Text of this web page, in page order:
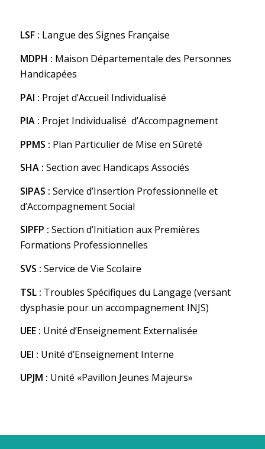
LSF : Langue des Signes Française
MDPH : Maison Départementale des Personnes
Handicapées
PAI : Projet d’Accueil Individualisé
PIA : Projet Individualisé d’Accompagnement
PPMS : Plan Particulier de Mise en Sûreté
SHA : Section avec Handicaps Associés
SIPAS : Service d’Insertion Professionnelle et
d’Accompagnement Social
SIPFP : Section d’Initiation aux Premières
Formations Professionnelles
SVS : Service de Vie Scolaire
TSL : Troubles Spécifiques du Langage (versant
dysphasie pour un accompagnement INJS)
UEE : Unité d’Enseignement Externalisée
UEI : Unité d’Enseignement Interne
UPJM : Unité «Pavillon Jeunes Majeurs»